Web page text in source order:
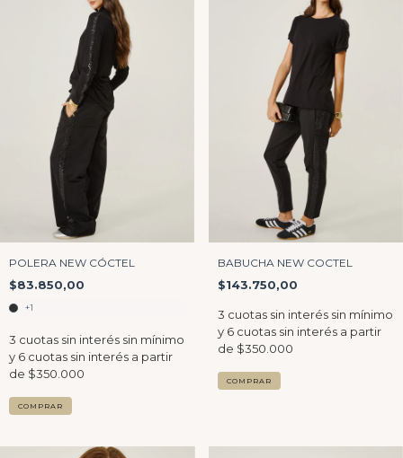
POLERA NEW CÓCTEL
$83.850,00
+1
COMPRAR
BABUCHA NEW COCTEL
$143.750,00
COMPRAR